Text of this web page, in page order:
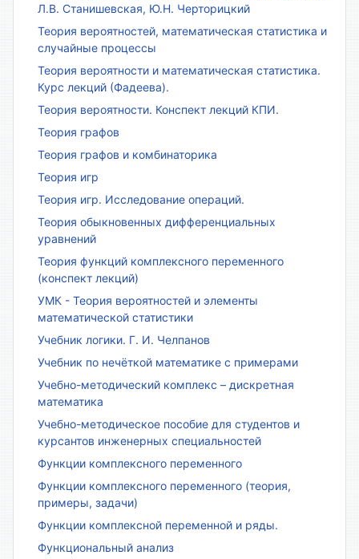
Л.В. Станишевская, Ю.Н. Черторицкий
Теория вероятностей, математическая статистика и
случайные процессы
Теория вероятности и математическая статистика.
Курс лекций (Фадеева).
Теория вероятности. Конспект лекций КПИ.
Теория графов
Теория графов и комбинаторика
Теория игр
Теория игр. Исследование операций.
Теория обыкновенных дифференциальных
уравнений
Теория функций комплексного переменного
(конспект лекций)
УМК - Теория вероятностей и элементы
математической статистики
Учебник логики. Г. И. Челпанов
Учебник по нечёткой математике с примерами
Учебно-методический комплекс – дискретная
математика
Учебно-методическое пособие для студентов и
курсантов инженерных специальностей
Функции комплексного переменного
Функции комплексного переменного (теория,
примеры, задачи)
Функции комплексной переменной и ряды.
Функциональный анализ